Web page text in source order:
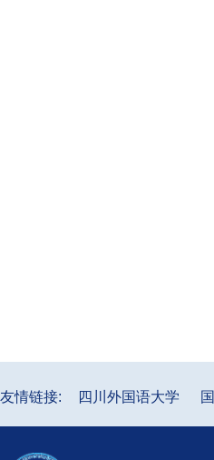
友情链接: 四川外国语大学